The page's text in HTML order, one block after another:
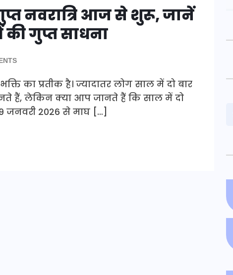
नवरात्रि आज से शुरू, जानें
की गुप्त साधना
का प्रतीक है। ज्यादातर लोग साल में दो बार
हैं, लेकिन क्या आप जानते हैं कि साल में दो
जनवरी 2026 से माघ […]